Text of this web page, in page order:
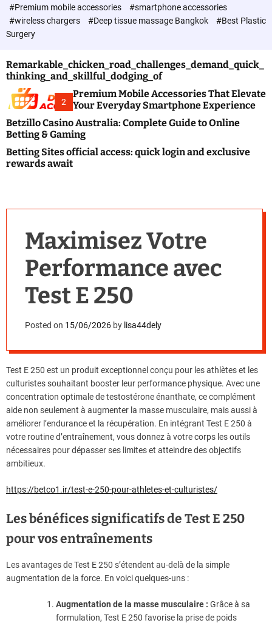
c
l
o
#Premium mobile accessories
#smartphone accessories
#wireless chargers
#Deep tissue massage Bangkok
#Best Plastic
Surgery
Remarkable_chicken_road_challenges_demand_quick_
thinking_and_skillful_dodging_of
2
Premium Mobile Accessories That Elevate
Your Everyday Smartphone Experience
Betzillo Casino Australia: Complete Guide to Online
Betting & Gaming
Betting Sites official access: quick login and exclusive
rewards await
Maximisez Votre
Performance avec
Test E 250
Posted on 15/06/2026 by lisa44dely
Test E 250 est un produit exceptionnel conçu pour les athlètes et les
culturistes souhaitant booster leur performance physique. Avec une
concentration optimale de testostérone énanthate, ce complément
aide non seulement à augmenter la masse musculaire, mais aussi à
améliorer l’endurance et la récupération. En intégrant Test E 250 à
votre routine d’entraînement, vous donnez à votre corps les outils
nécessaires pour dépasser ses limites et atteindre des objectifs
ambitieux.
https://betco1.ir/test-e-250-pour-athletes-et-culturistes/
Les bénéfices significatifs de Test E 250
pour vos entraînements
Les avantages de Test E 250 s’étendent au-delà de la simple
augmentation de la force. En voici quelques-uns :
Augmentation de la masse musculaire : Grâce à sa
formulation, Test E 250 favorise la prise de poids